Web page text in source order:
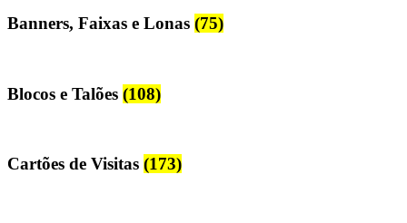
Banners, Faixas e Lonas (75)
Blocos e Talões (108)
Cartões de Visitas (173)